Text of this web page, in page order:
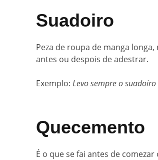
Suadoiro
Peza de roupa de manga
antes ou despois de adestrar.
Exemplo: Levo sempre o
Quecemento
É o que se fai antes de